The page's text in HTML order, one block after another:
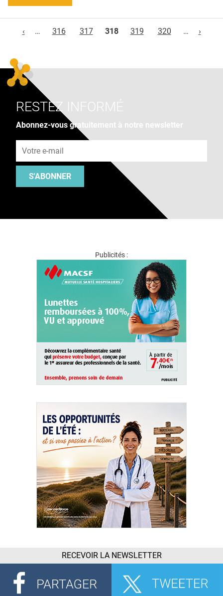
‹
… 316 317 318 319 320 … ›
RESTEZ INFORMÉ
Abonnez-vous gratuitement à notre newsletter
S'ABONNER
Publicités :
RECEVOIR LA NEWSLETTER